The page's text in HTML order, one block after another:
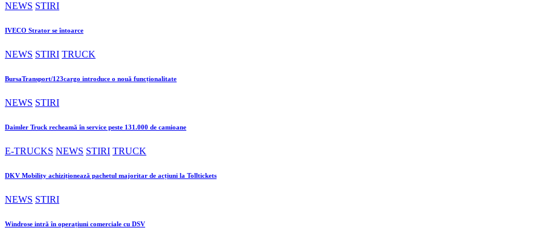
NEWS STIRI
IVECO Strator se întoarce
NEWS STIRI TRUCK
BursaTransport/123cargo introduce o nouă funcționalitate
NEWS STIRI
Daimler Truck recheamă în service peste 131.000 de camioane
E-TRUCKS NEWS STIRI TRUCK
DKV Mobility achiziționează pachetul majoritar de acțiuni la Tolltickets
NEWS STIRI
Windrose intră în operațiuni comerciale cu DSV